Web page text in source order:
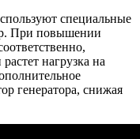
специальные
При повышении
нагрузка на
генератора, снижая